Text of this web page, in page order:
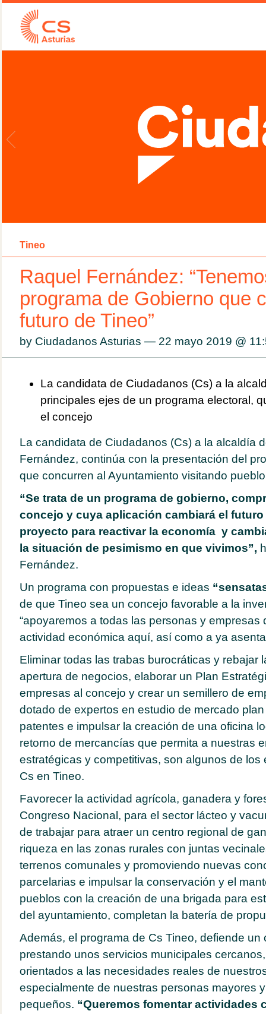
Tineo
Raquel Fernández:
programa de Gobierno que
futuro de Tineo”
by Ciudadanos Asturias — 22 mayo 2019 @
La candidata de Ciudadanos (Cs) a la
principales ejes de un programa electoral,
el concejo
La candidata de Ciudadanos (Cs) a la alcaldía
Fernández, continúa con la presentación del
que concurren al Ayuntamiento visitando
“Se trata de un programa de gobierno,
concejo y cuya aplicación cambiará el
proyecto para reactivar la economía y
la situación de pesimismo en que vivimos”,
Fernández.
Un programa con propuestas e ideas
de que Tineo sea un concejo favorable a la
“apoyaremos a todas las personas y empresas
actividad económica aquí, así como a ya
Eliminar todas las trabas burocráticas y rebajar
apertura de negocios, elaborar un Plan
empresas al concejo y crear un semillero de
dotado de expertos en estudio de mercado
patentes e impulsar la creación de una oficina
retorno de mercancías que permita a nuestras
estratégicas y competitivas, son algunos de los
Cs en Tineo.
Favorecer la actividad agrícola, ganadera y
Congreso Nacional, para el sector lácteo y
de trabajar para atraer un centro regional de
riqueza en las zonas rurales con juntas
terrenos comunales y promoviendo nuevas
parcelarias e impulsar la conservación y el
pueblos con la creación de una brigada para
del ayuntamiento, completan la batería de
Además, el programa de Cs Tineo, defiende un
prestando unos servicios municipales
orientados a las necesidades reales de
especialmente de nuestras personas mayores
pequeños. “Queremos fomentar actividades